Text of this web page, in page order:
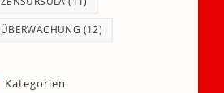
ÜBERWACHUNG (12)
Kategorien